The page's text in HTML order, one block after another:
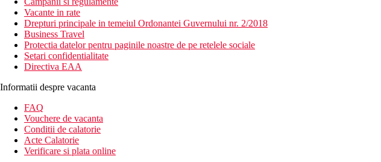
Vacante in rate
Drepturi principale in temeiul Ordonantei Guvernului nr. 2/2018
Business Travel
Protectia datelor pentru paginile noastre de pe retelele sociale
Setari confidentialitate
Directiva EAA
Informatii despre vacanta
FAQ
Vouchere de vacanta
Conditii de calatorie
Acte Calatorie
Verificare si plata online